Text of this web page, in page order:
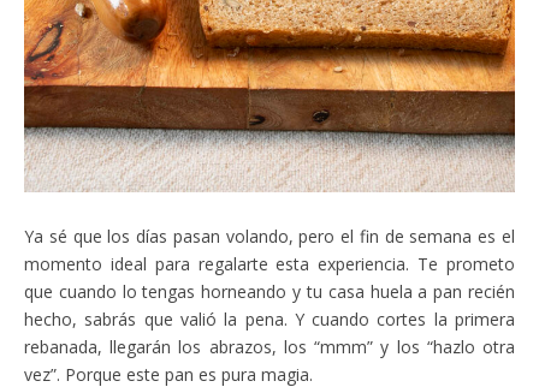
Ya sé que los días pasan volando, pero el fin de semana es el
momento ideal para regalarte esta experiencia. Te prometo
que cuando lo tengas horneando y tu casa huela a pan recién
hecho, sabrás que valió la pena. Y cuando cortes la primera
rebanada, llegarán los abrazos, los “mmm” y los “hazlo otra
vez”. Porque este pan es pura magia.